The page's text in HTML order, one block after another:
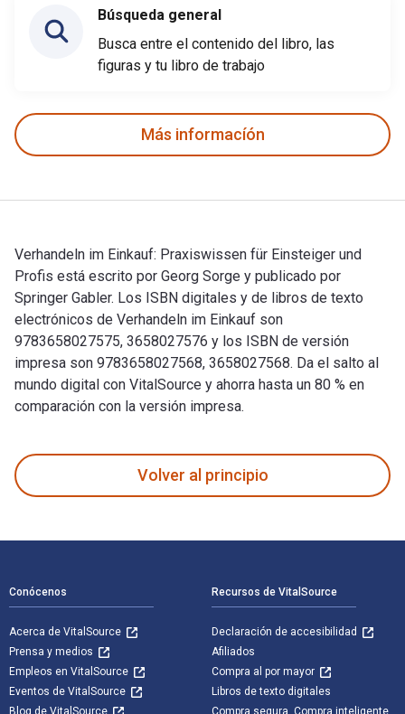
Búsqueda general
Busca entre el contenido del libro, las
figuras y tu libro de trabajo
Más informacíón
Verhandeln im Einkauf: Praxiswissen für Einsteiger und
Profis está escrito por Georg Sorge y publicado por
Springer Gabler. Los ISBN digitales y de libros de texto
electrónicos de Verhandeln im Einkauf son
9783658027575, 3658027576 y los ISBN de versión
impresa son 9783658027568, 3658027568. Da el salto al
mundo digital con VitalSource y ahorra hasta un 80 % en
comparación con la versión impresa.
Volver al principio
Conócenos
Acerca de VitalSource
Prensa y medios
Empleos en VitalSource
Eventos de VitalSource
Blog de VitalSource
Recursos de VitalSource
Declaración de accesibilidad
Afiliados
Compra al por mayor
Libros de texto digitales
Compra segura. Compra inteligente